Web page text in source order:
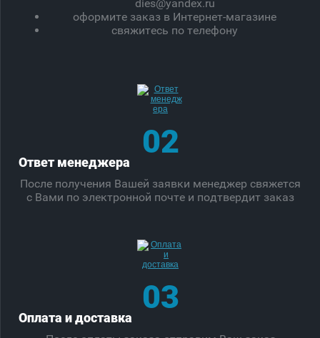
dies@yandex.ru
оформите заказ в Интернет-магазине
свяжитесь по телефону
02
Ответ менеджера
После получения Вашей заявки менеджер свяжется
с Вами по электронной почте и подтвердит заказ
03
Оплата и доставка